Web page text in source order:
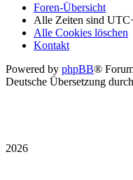
Foren-Übersicht
Alle Zeiten sind
Alle Cookies löschen
Kontakt
Powered by phpBB®
Deutsche Übersetzung durch
2026